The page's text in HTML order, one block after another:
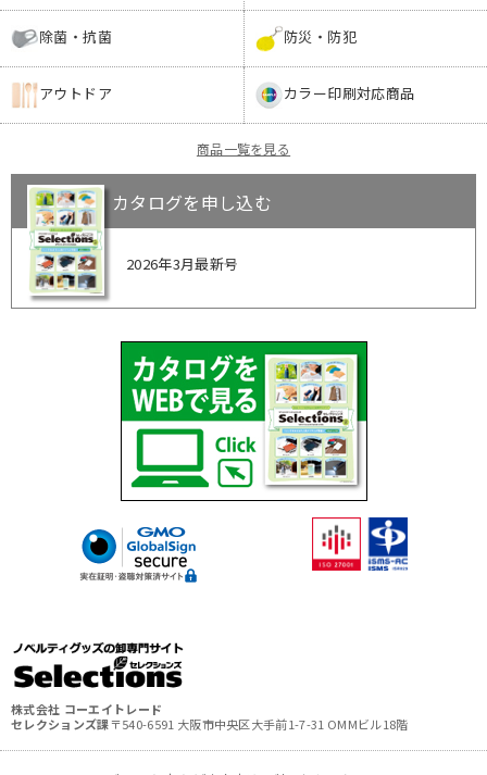
除菌・抗菌 防災・防犯
アウトドア カラー印刷対応商品
商品一覧を見る
カタログを申し込む
2026年3月最新号
株式会社 コーエイトレード
セレクションズ課〒540-6591 大阪市中央区大手前1-7-31 OMMビル18階